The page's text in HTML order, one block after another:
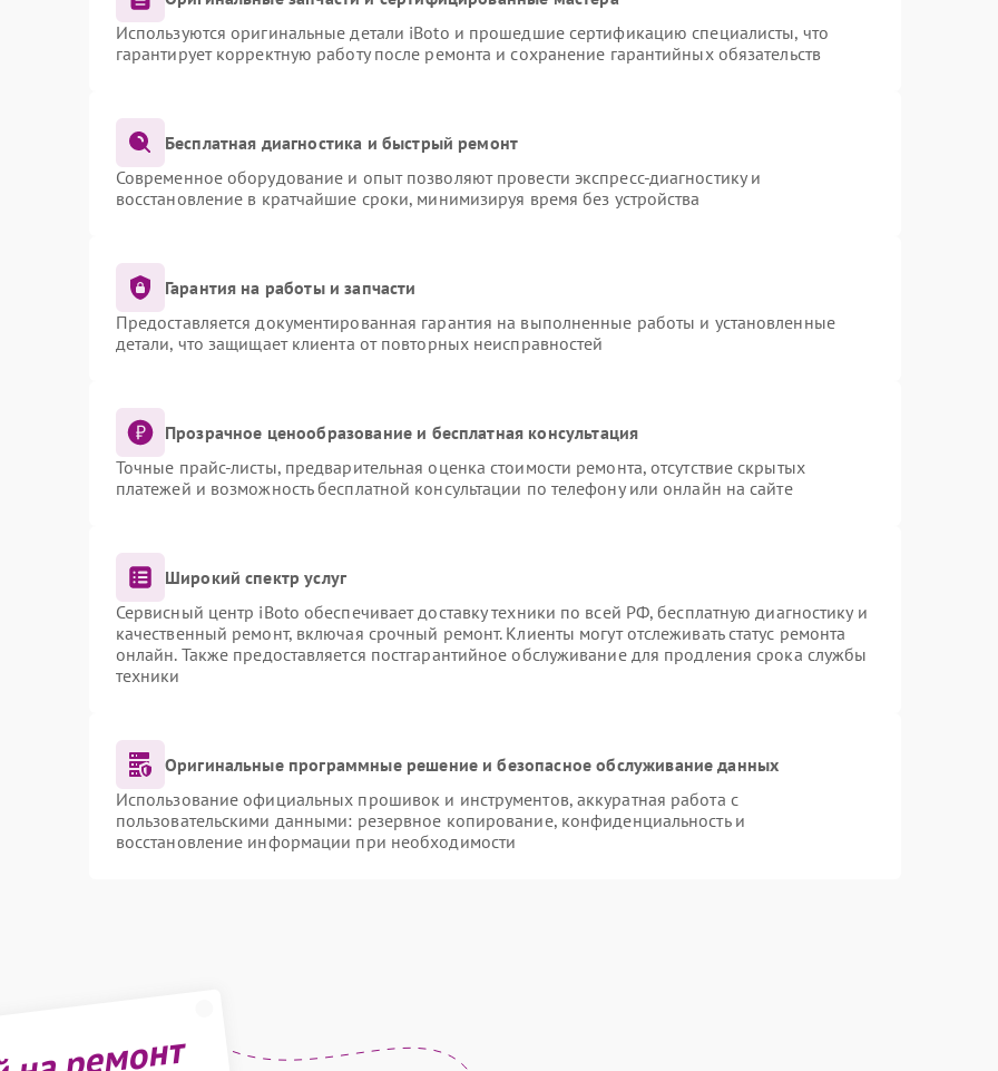
Используются оригинальные детали iBoto и прошедшие сертификацию специалисты, что
гарантирует корректную работу после ремонта и сохранение гарантийных обязательств
Бесплатная диагностика и быстрый ремонт
Современное оборудование и опыт позволяют провести экспресс-диагностику и
восстановление в кратчайшие сроки, минимизируя время без устройства
Гарантия на работы и запчасти
Предоставляется документированная гарантия на выполненные работы и установленные
детали, что защищает клиента от повторных неисправностей
Прозрачное ценообразование и бесплатная консультация
Точные прайс-листы, предварительная оценка стоимости ремонта, отсутствие скрытых
платежей и возможность бесплатной консультации по телефону или онлайн на сайте
Широкий спектр услуг
Сервисный центр iBoto обеспечивает доставку техники по всей РФ, бесплатную диагностику и
качественный ремонт, включая срочный ремонт. Клиенты могут отслеживать статус ремонта
онлайн. Также предоставляется постгарантийное обслуживание для продления срока службы
техники
Оригинальные программные решение и безопасное обслуживание данных
Использование официальных прошивок и инструментов, аккуратная работа с
пользовательскими данными: резервное копирование, конфиденциальность и
восстановление информации при необходимости